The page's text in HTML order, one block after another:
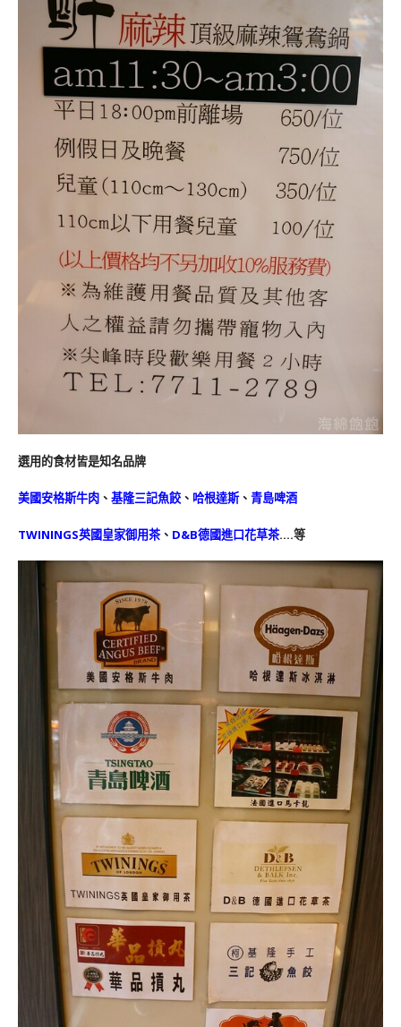
選用的食材皆是知名品牌
美國安格斯牛肉 、 基隆三記魚餃 、 哈根達斯、 青島啤酒
TWININGS英國皇家御用茶、 D&B德國進口花草茶….等